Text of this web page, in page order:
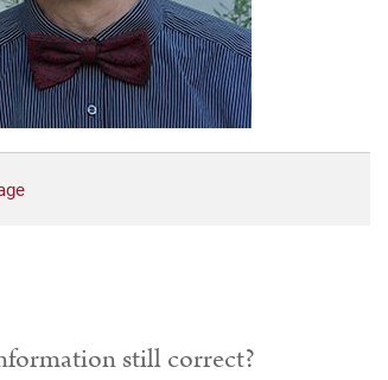
still correct?